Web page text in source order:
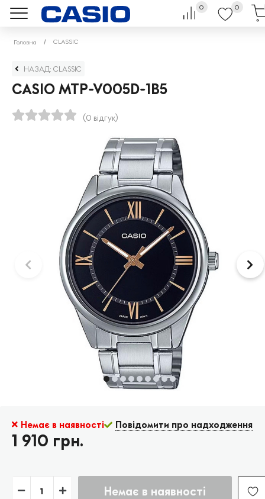
0 0
Головна CLASSIC
НАЗАД: CLASSIC
CASIO MTP-V005D-1B5
(0 відгук)
Немає в наявності Повідомити про надходження
1 910 грн.
Немає в наявності